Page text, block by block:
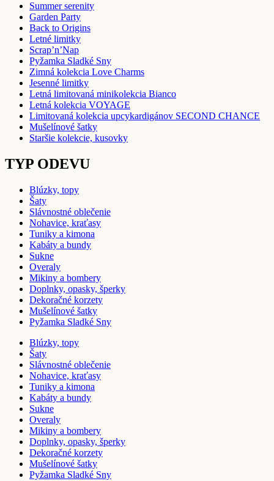
Summer serenity
Garden Party
Back to Origins
Letné limitky
Scrap’n’Nap
Pyžamka Sladké Sny
Zimná kolekcia Love Charms
Jesenné limitky
Letná limitovaná minikolekcia Bianco
Letná kolekcia VOYAGE
Limitovaná kolekcia upcykardigánov SECOND CHANCE
Mušelínové šatky
Staršie kolekcie, kusovky
TYP ODEVU
Blúzky, topy
Šaty
Slávnostné oblečenie
Nohavice, kraťasy
Tuniky a kimona
Kabáty a bundy
Sukne
Overaly
Mikiny a bombery
Doplnky, opasky, šperky
Dekoračné korzety
Mušelínové šatky
Pyžamka Sladké Sny
Blúzky, topy
Šaty
Slávnostné oblečenie
Nohavice, kraťasy
Tuniky a kimona
Kabáty a bundy
Sukne
Overaly
Mikiny a bombery
Doplnky, opasky, šperky
Dekoračné korzety
Mušelínové šatky
Pyžamka Sladké Sny